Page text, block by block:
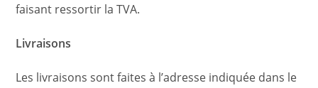
faisant ressortir la TVA.
Livraisons
Les livraisons sont faites à l’adresse indiquée dans le